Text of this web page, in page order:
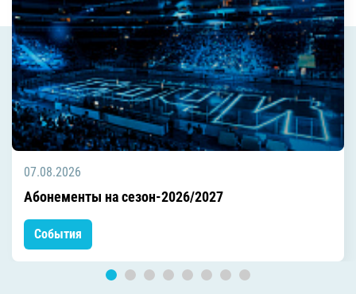
07.08.2026
Абонементы на сезон-2026/2027
События